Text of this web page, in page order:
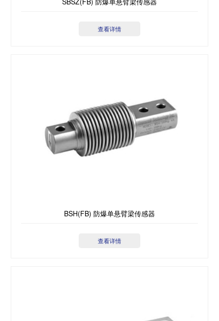
查看详情
BSH(FB) 防爆单悬臂梁传感器
查看详情